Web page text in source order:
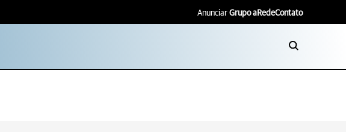
Anunciar Grupo aRedeContato